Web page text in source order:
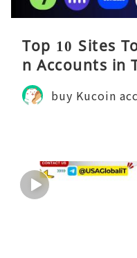
Top 10 Sites
n Accounts in
buy Kucoin